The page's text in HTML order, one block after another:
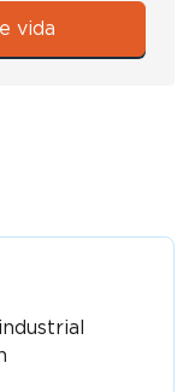
vida